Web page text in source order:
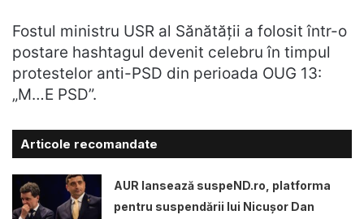
Fostul ministru USR al Sănătății a folosit într-o
postare hashtagul devenit celebru în timpul
protestelor anti-PSD din perioada OUG 13:
„M…E PSD”.
Articole recomandate
AUR lansează suspeND.ro, platforma
pentru suspendării lui Nicușor Dan